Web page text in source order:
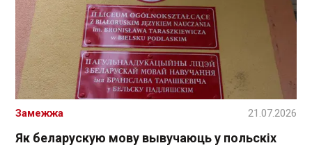
Як беларускую мову вывучаюць у польскіх
Замежжа 21.07.2026